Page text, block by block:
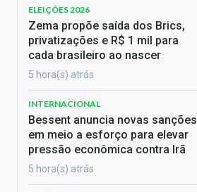
ELEIÇÕES 2026
Zema propõe saída dos Brics,
privatizações e R$ 1 mil para
cada brasileiro ao nascer
5 hora(s) atrás
INTERNACIONAL
Bessent anuncia novas sanções
em meio a esforço para elevar
pressão econômica contra Irã
5 hora(s) atrás